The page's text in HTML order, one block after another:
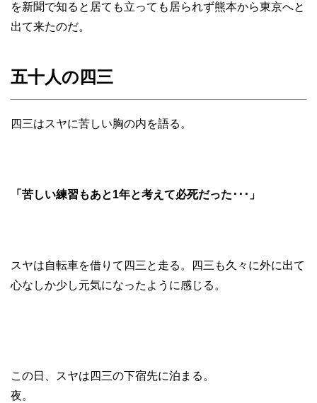
を新聞で知ると居ても立っても居られず熊本から東京へと
出て来たのだ。
五十人の四三
四三はスヤに苦しい胸の内を語る。
「苦しい練習もあと1年と考えて必死だった･･･」
スヤは自転車を借りて四三と走る。四三も久々に外に出て
心なしか少し元気になったように感じる。
この日、スヤは四三の下宿先に泊まる。
夜。